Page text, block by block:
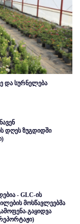
და სურნელება
დღეს ზუგდიდში
- GLC-ის
მოსწავლეებმა
გაყიდვა